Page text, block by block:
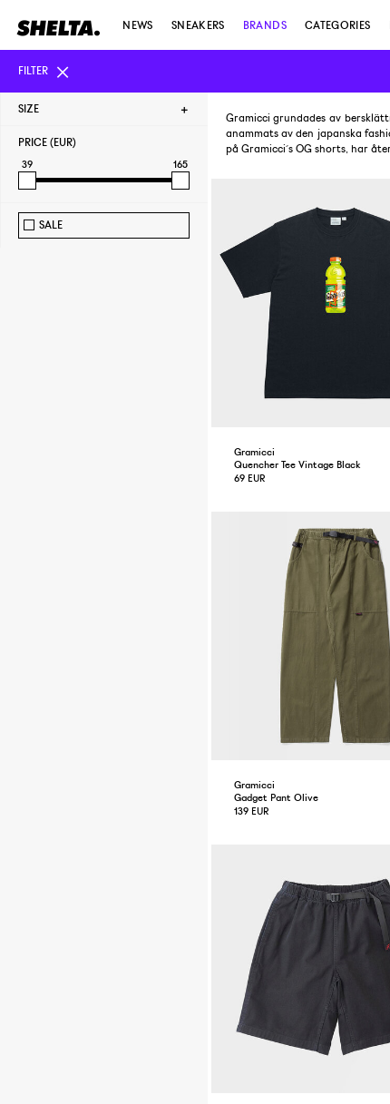
NEWS SNEAKERS BRANDS CATEGORIES
FILTER
SIZE
PRICE (EUR)
39 165
SALE
Gramicci grundades av
anammats av den japanska
på Gramicci´s OG shorts, har
Gramicci
Quencher Tee Vintage Black
69 EUR
Gramicci
Gadget Pant Olive
139 EUR